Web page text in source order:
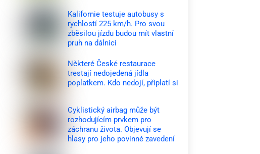
Kalifornie testuje autobusy s
rychlostí 225 km/h. Pro svou
zběsilou jízdu budou mít vlastní
pruh na dálnici
Některé České restaurace
trestají nedojedená jídla
poplatkem. Kdo nedojí, připlatí si
Cyklistický airbag může být
rozhodujícím prvkem pro
záchranu života. Objevují se
hlasy pro jeho povinné zavedení